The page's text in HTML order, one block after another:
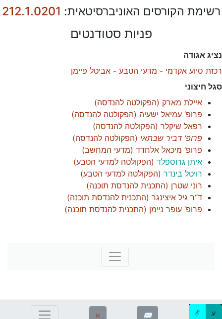
רשימת הקורסים האוניברסיטאית: 212.1.0201
פניות סטודנטים
נציג אגודה
רכזת סיוע אקדמי - מדעי הטבע - אביטל פיימן
סגל חיצוני
איילת מארק (הפקולטה להנדסה)
פרופ‘ עמיאל ישעיה (הפקולטה להנדסה)
רפאל שיקלר (הפקולטה להנדסה)
פרופ‘ דביר שבתאי (הפקולטה להנדסה)
פרופ‘ מיכאל אלחדד (מדעי המחשב)
איתן גרוספלד (הפקולטה למדעי הטבע)
רויטל בינדר (הפקולטה למדעי הטבע)
רוני שטרן (התכנית להנדסת תוכנה)
ד“ר גיל איצינגר (התכנית להנדסת תוכנה)
פרופ‘ עופר ניימן (התכנית להנדסת תוכנה)
ℵ ✉ ℰ ע